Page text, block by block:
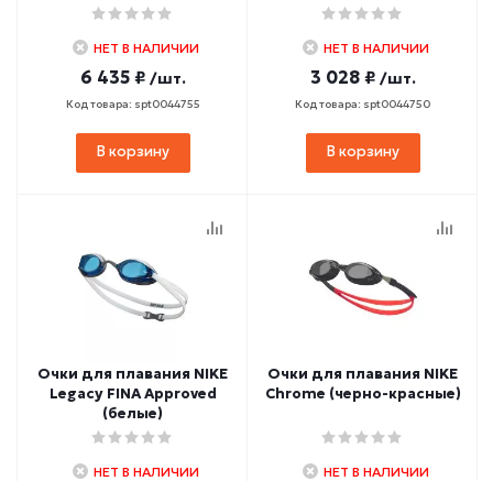
НЕТ В НАЛИЧИИ
6 435 ₽ /шт.
Код товара: spt0044755
В корзину
НЕТ В НАЛИЧИИ
3 028 ₽ /шт.
Код товара: spt0044750
В корзину
Очки для плавания NIKE
Legacy FINA Approved
(белые)
НЕТ В НАЛИЧИИ
Очки для плавания NIKE
Chrome (черно-красные)
НЕТ В НАЛИЧИИ